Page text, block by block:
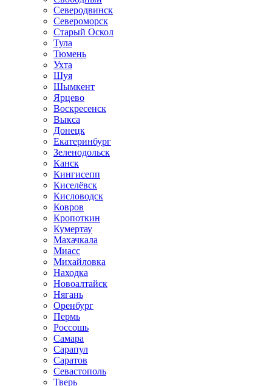
Северодвинск
Североморск
Старый Оскол
Тула
Тюмень
Ухта
Шуя
Шымкент
Ярцево
Воскресенск
Выкса
Донецк
Екатеринбург
Зеленодольск
Канск
Кингисепп
Киселёвск
Кисловодск
Ковров
Кропоткин
Кумертау
Махачкала
Миасс
Михайловка
Находка
Новоалтайск
Нягань
Оренбург
Пермь
Россошь
Самара
Сарапул
Саратов
Севастополь
Тверь